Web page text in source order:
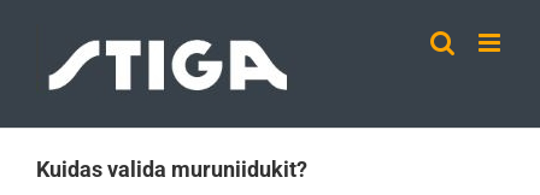
content
Kuidas valida muruniidukit?